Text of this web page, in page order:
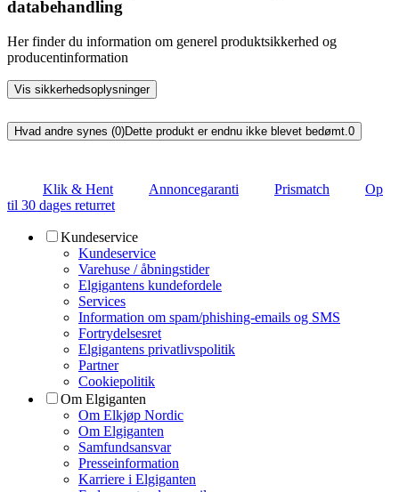
databehandling
Her finder du information om generel produktsikkerhed og
producentinformation
Vis sikkerhedsoplysninger
Hvad andre synes (0)Dette produkt er endnu ikke blevet bedømt. 0
Klik & Hent Annoncegaranti Prismatch
Op
til 30 dages returret
Kundeservice
Kundeservice
Varehuse / åbningstider
Elgigantens kundefordele
Services
Information om spam/phishing-emails og SMS
Fortrydelsesret
Elgigantens privatlivspolitik
Partner
Cookiepolitik
Om Elgiganten
Om Elkjøp Nordic
Om Elgiganten
Samfundsansvar
Presseinformation
Karriere i Elgiganten